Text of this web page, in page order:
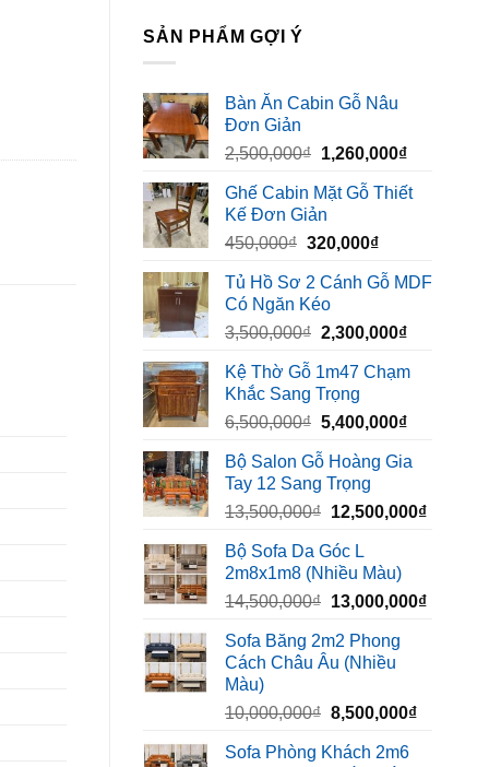
SẢN PHẨM GỢI Ý
Bàn Ăn Cabin Gỗ Nâu
Đơn Giản
2,500,000₫ Giá
là:
2,500,000₫.
1,260,000₫Giá
tại
Ghế Cabin Mặt Gỗ Thiết
Kế Đơn Giản
450,000₫ Giá
là:
450,000₫.
320,000₫Giá
tại
320,000₫.
Tủ Hồ Sơ 2 Cánh Gỗ MDF
Có Ngăn Kéo
3,500,000₫ Giá
là:
3,500,000₫.
2,300,000₫Giá
tại
Kệ Thờ Gỗ 1m47 Chạm
Khắc Sang Trọng
6,500,000₫ Giá
là:
6,500,000₫.
5,400,000₫Giá
tại
Bộ Salon Gỗ Hoàng Gia
Tay 12 Sang Trọng
13,500,000₫ Giá
là:
13,500,000₫.
12,500,000₫Giá
Bộ Sofa Da Góc L
2m8x1m8 (Nhiều Màu)
14,500,000₫ Giá
là:
14,500,000₫.
13,000,000₫Giá
Sofa Băng 2m2 Phong
Cách Châu Âu (Nhiều
Màu)
10,000,000₫ Giá
là:
8,500,000₫Giá
Sofa Phòng Khách 2m6